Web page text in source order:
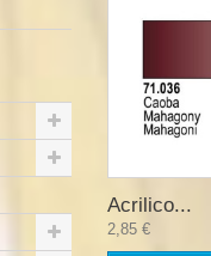
Acrilico...
2,85 €